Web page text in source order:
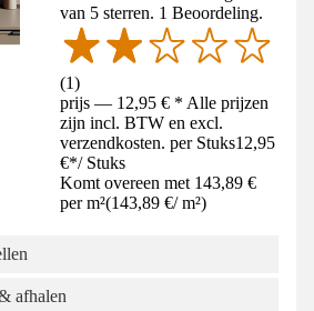
van 5 sterren. 1 Beoordeling.
(1)
prijs — 12,95 € * Alle prijzen
zijn incl. BTW en excl.
verzendkosten. per Stuks12,95
€*/ Stuks
Komt overeen met 143,89 €
per m²(143,89 €/ m²)
afhalen